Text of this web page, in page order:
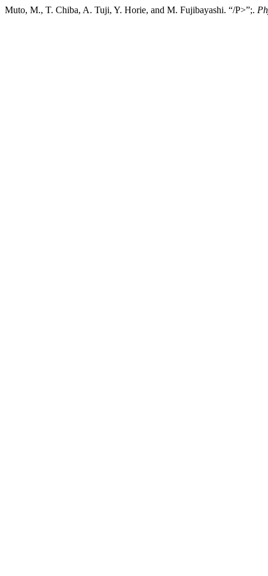
Muto, M., T. Chiba, A. Tuji, Y. Horie, and M. Fujibayashi. “/P>”;.